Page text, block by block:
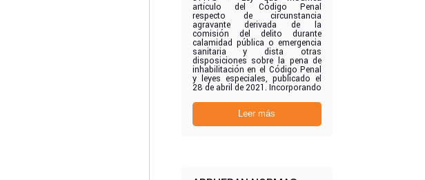
artículo del Código Penal
respecto de circunstancia
agravante derivada de la
comisión del delito durante
calamidad pública o emergencia
sanitaria y dista otras
disposiciones sobre la pena de
inhabilitación en el Código Penal
y leyes especiales, publicado el
28 de abril de 2021. Incorporando
Leer más